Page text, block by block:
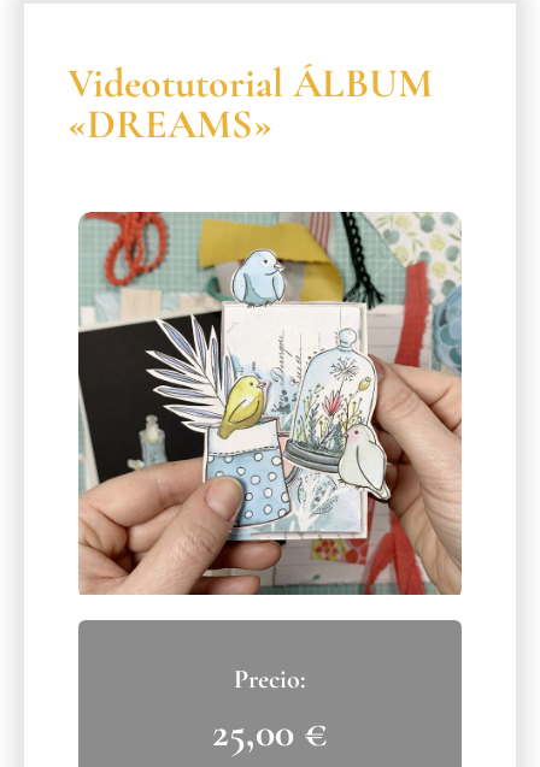
Videotutorial ÁLBUM
«DREAMS»
25,00 €